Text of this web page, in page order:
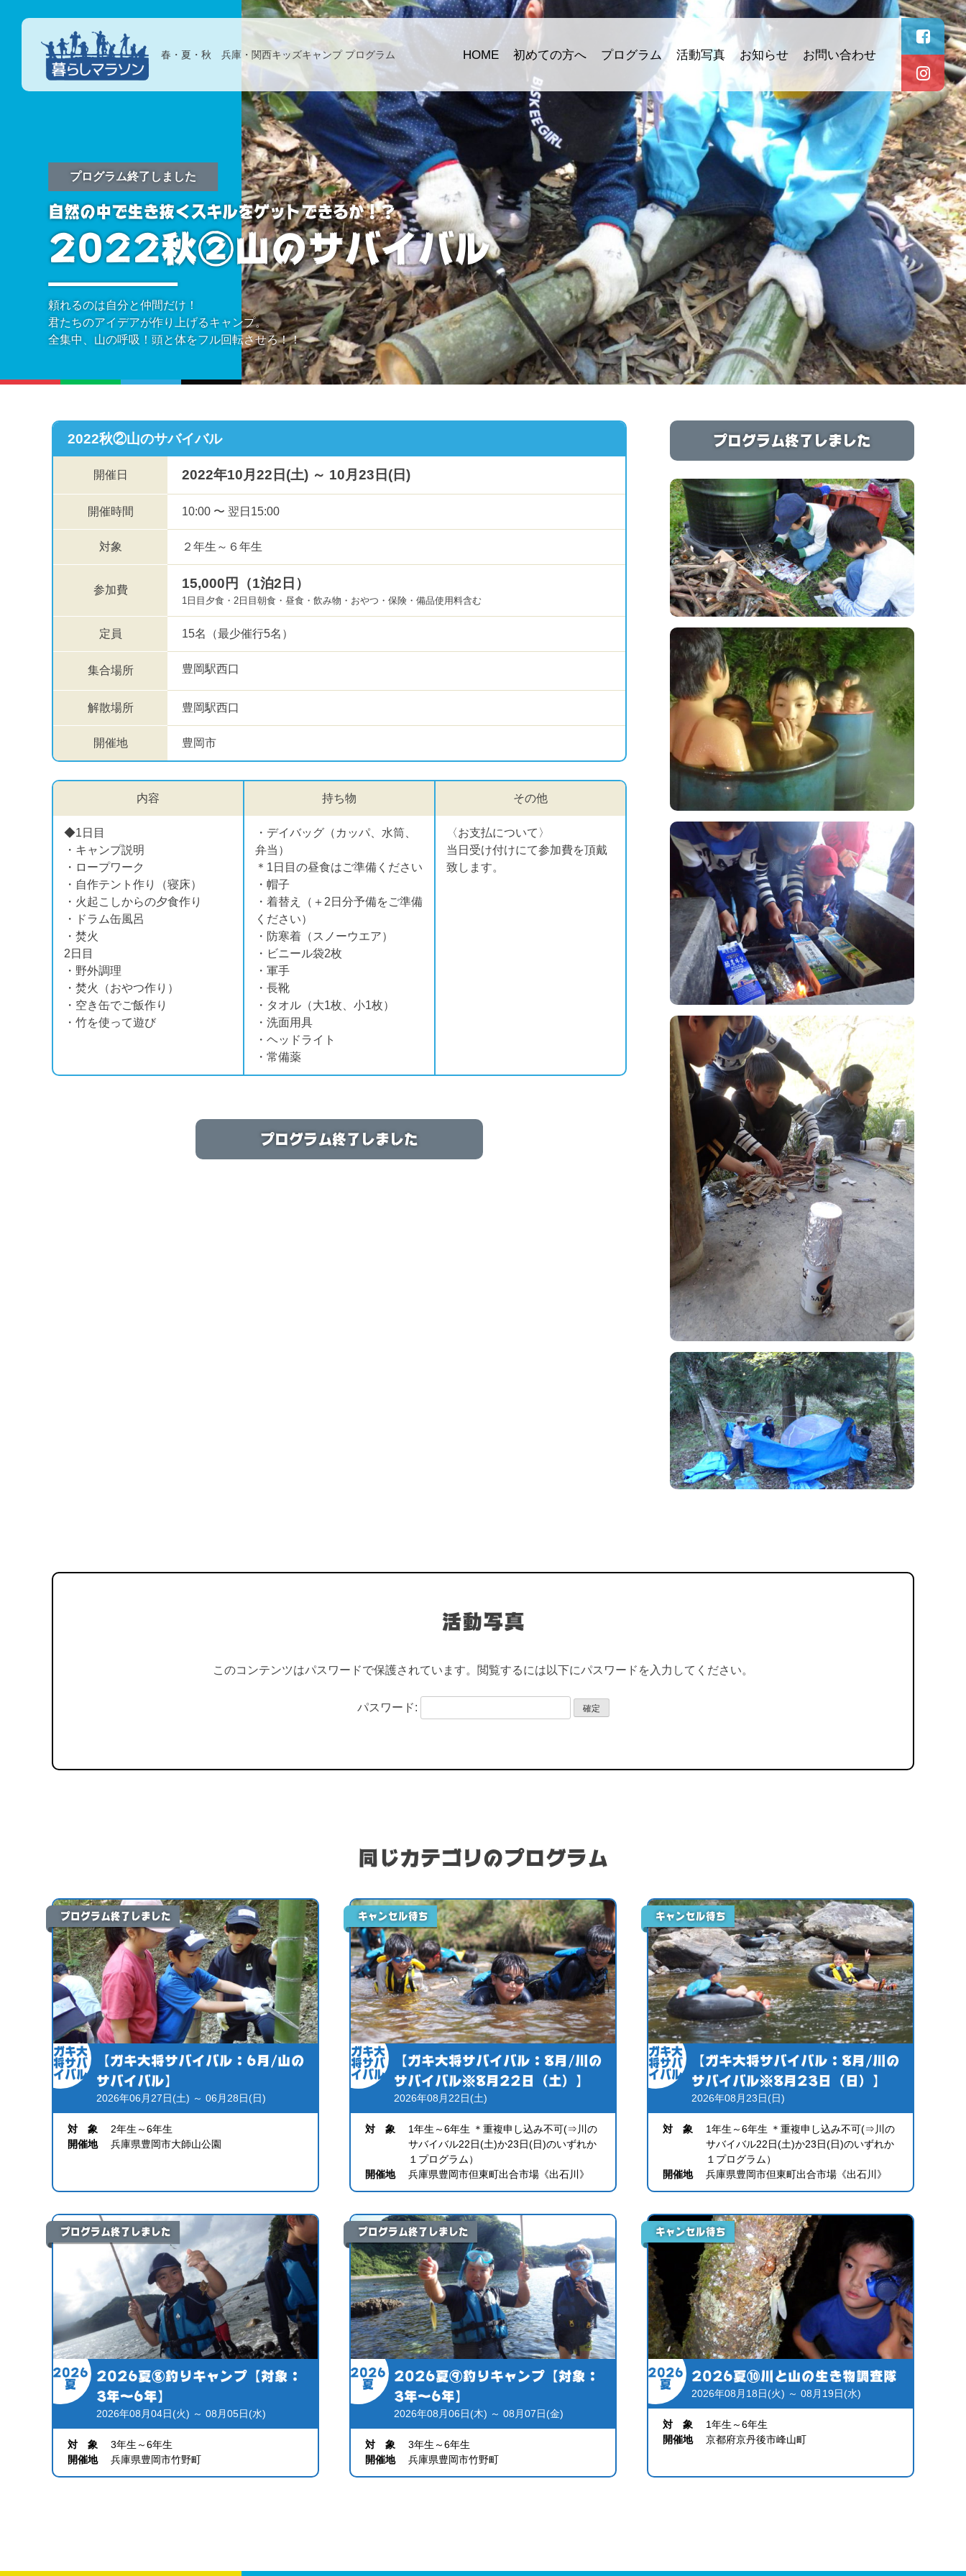
春・夏・秋 兵庫・関西キッズキャンプ プログラム HOME 初めての方へ プログラム 活動写真 お知らせ お問い合わせ
プログラム終了しました
自然の中で生き抜くスキルをゲットできるか！？
2022秋②山のサバイバル
頼れるのは自分と仲間だけ！
君たちのアイデアが作り上げるキャンプ。
全集中、山の呼吸！頭と体をフル回転させろ！！
2022秋②山のサバイバル
開催日 2022年10月22日(土) ～ 10月23日(日)
開催時間 10:00 〜 翌日15:00
対象 ２年生～６年生
参加費 15,000円（1泊2日）
1日目夕食・2日目朝食・昼食・飲み物・おやつ・保険・備品使用料含む
定員 15名（最少催行5名）
集合場所 豊岡駅西口
解散場所 豊岡駅西口
開催地 豊岡市
内容
◆1日目
・キャンプ説明
・ロープワーク
・自作テント作り（寝床）
・火起こしからの夕食作り
・ドラム缶風呂
・焚火
2日目
・野外調理
・焚火（おやつ作り）
・空き缶でご飯作り
・竹を使って遊び
持ち物
・デイバッグ（カッパ、水筒、
弁当）
＊1日目の昼食はご準備ください
・帽子
・着替え（＋2日分予備をご準備
ください）
・防寒着（スノーウエア）
・ビニール袋2枚
・軍手
・長靴
・タオル（大1枚、小1枚）
・洗面用具
・ヘッドライト
・常備薬
その他
〈お支払について〉
当日受け付けにて参加費を頂戴
致します。
プログラム終了しました
プログラム終了しました
活動写真
このコンテンツはパスワードで保護されています。閲覧するには以下にパスワードを入力してください。
パスワード:
同じカテゴリのプログラム
プログラム終了しました
ガキ大
将サバ
イバル
【ガキ大将サバイバル：6月/山の
サバイバル】
2026年06月27日(土) ～ 06月28日(日)
対 象
2年生～6年生
開催地
兵庫県豊岡市大師山公園
キャンセル待ち
ガキ大
将サバ
イバル
【ガキ大将サバイバル：8月/川の
サバイバル※8月22日（土）】
2026年08月22日(土)
対 象
1年生～6年生 ＊重複申し込み不可(⇒川の
サバイバル22日(土)か23日(日)のいずれか
１プログラム）
開催地
兵庫県豊岡市但東町出合市場《出石川》
キャンセル待ち
ガキ大
将サバ
イバル
【ガキ大将サバイバル：8月/川の
サバイバル※8月23日（日）】
2026年08月23日(日)
対 象
1年生～6年生 ＊重複申し込み不可(⇒川の
サバイバル22日(土)か23日(日)のいずれか
１プログラム）
開催地
兵庫県豊岡市但東町出合市場《出石川》
プログラム終了しました
2026
夏
2026夏⑧釣りキャンプ【対象：
3年～6年】
2026年08月04日(火) ～ 08月05日(水)
対 象
3年生～6年生
開催地
兵庫県豊岡市竹野町
プログラム終了しました
2026
夏
2026夏⑨釣りキャンプ【対象：
3年～6年】
2026年08月06日(木) ～ 08月07日(金)
対 象
3年生～6年生
開催地
兵庫県豊岡市竹野町
キャンセル待ち
2026
夏 2026夏⑩川と山の生き物調査隊
2026年08月18日(火) ～ 08月19日(水)
対 象
1年生～6年生
開催地
京都府京丹後市峰山町